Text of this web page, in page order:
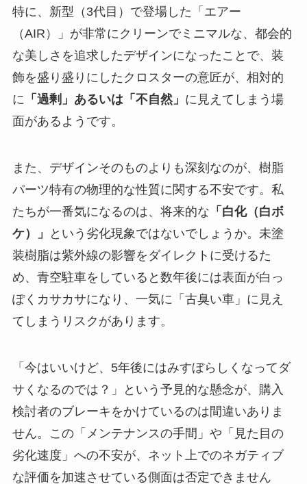
特に、新型（3代目）で登場した「エアー
（AIR）」が非常にクリーンでミニマルな、都会的
な美しさを追求したデザインになったことで、装
飾を盛り盛りにしたクロスターの意匠が、相対的
に 「過剰」あるいは「不自然」 に見えてしまう場
面があるようです。
また、デザインそのものよりも深刻なのが、樹脂
パーツ特有の物理的な性質に関する不安です。私
たちが一番気になるのは、将来的な 「白化（白ボ
ケ）」
という劣化現象ではないでしょうか。未塗
装樹脂は紫外線の影響をダイレクトに受けるた
め、青空駐車をしていると数年後には表面が白っ
ぽくカサカサになり、一気に「古臭い車」に見え
てしまうリスクがあります。
「今はいいけど、5年後にはみすぼらしくなってダ
サくなるのでは？」という予見的な懸念が、購入
検討者のブレーキをかけているのは間違いありま
せん。この「メンテナンスの手間」や「見た目の
劣化速度」への不安が、ネット上でのネガティブ
な評価を加速させている側面は否定できません